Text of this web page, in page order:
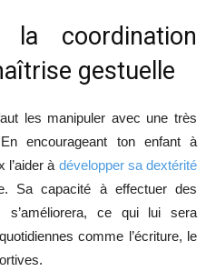
la coordination
gestuelle
les manipuler avec une très
encourageant ton enfant à
l’aider à développer sa dextérité
Sa capacité à effectuer des
s’améliorera, ce qui lui sera
comme l’écriture, le